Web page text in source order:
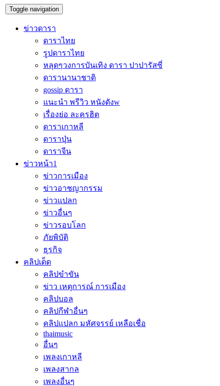
Toggle navigation
ข่าวดารา
ดาราไทย
รูปดาราไทย
หลุดๆวงการบันเทิง ดารา ปาปารัสซี่
ดารานานาชาติ
gossip ดารา
แนะนำ พรีวิว หนังดังw
เรื่องย่อ ละครฮิต
ดาราเกาหลี
ดาราปุ่น
ดาราจีน
ข่าวหน้า1
ข่าวการเมือง
ข่าวอาชญากรรม
ข่าวแปลก
ข่าวอื่นๆ
ข่าวรอบโลก
ภัยพิบัติ
ธุรกิจ
คลิปเด็ด
คลิปขำขัน
ข่าว เหตุการณ์ การเมือง
คลิปบอล
คลิปกีฬาอื่นๆ
คลิปแปลก มหัศจรรย์ เหลือเชื่อ
thaimusic
อื่นๆ
เพลงเกาหลี
เพลงสากล
เพลงอื่นๆ